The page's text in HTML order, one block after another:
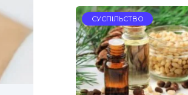
СУСПІЛЬСТВО